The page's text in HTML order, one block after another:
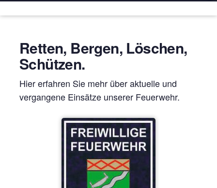
Retten, Bergen, Löschen,
Schützen.
Hier erfahren Sie mehr über aktuelle und
vergangene Einsätze unserer Feuerwehr.